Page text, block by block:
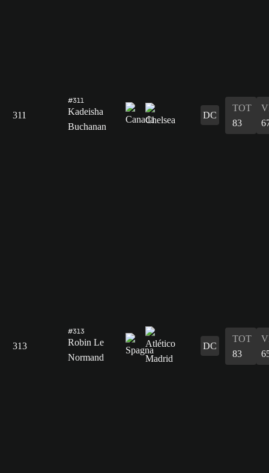
311
#311
Kadeisha
Buchanan
DC
TOT
83
313
#313
Robin Le
Normand
DC
TOT
83